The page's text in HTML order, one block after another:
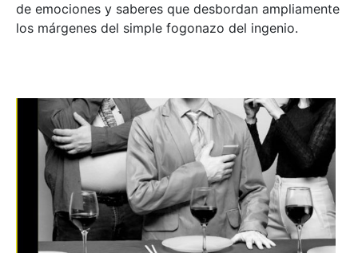
de emociones y saberes que desbordan ampliamente
los márgenes del simple fogonazo del ingenio.